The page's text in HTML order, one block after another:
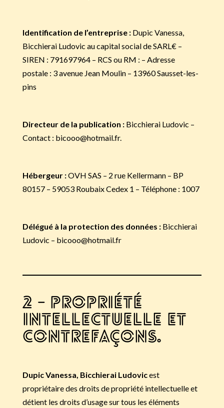
Identification de l’entreprise :Dupic Vanessa,
Bicchierai Ludovic au capital social de SARL€ –
SIREN : 791697964 – RCS ou RM : – Adresse
postale : 3 avenue Jean Moulin – 13960 Sausset-les-
pins
Directeur de la publication : Bicchierai Ludovic –
Contact : bicooo@hotmail.fr.
Hébergeur :OVH SAS – 2 rue Kellermann – BP
80157 – 59053 Roubaix Cedex 1 – Téléphone : 1007
Délégué à la protection des données : Bicchierai
Ludovic – bicooo@hotmail.fr
2 – Propriété
intellectuelle et
contrefaçons.
Dupic Vanessa, Bicchierai Ludovicest
propriétaire des droits de propriété intellectuelle et
détient les droits d’usage sur tous les éléments